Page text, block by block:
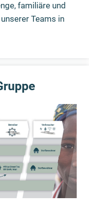
familiäre und
Teams in